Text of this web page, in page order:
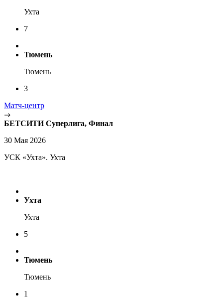
Ухта
7
Тюмень
Тюмень
3
Матч-центр
БЕТСИТИ Суперлига, Финал
30 Мая 2026
УСК «Ухта». Ухта
Ухта
Ухта
5
Тюмень
Тюмень
1